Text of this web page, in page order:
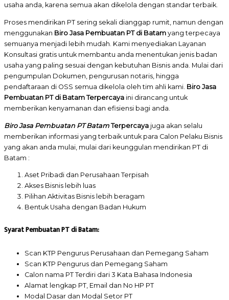
usaha anda, karena semua akan dikelola dengan standar terbaik.
Proses mendirikan PT sering sekali dianggap rumit, namun dengan
menggunakan Biro Jasa Pembuatan PT di Batam yang terpecaya
semuanya menjadi lebih mudah. Kami menyediakan Layanan
Konsultasi gratis untuk membantu anda menentukan jenis badan
usaha yang paling sesuai dengan kebutuhan Bisnis anda. Mulai dari
pengumpulan Dokumen, pengurusan notaris, hingga
pendaftaraan di OSS semua dikelola oleh tim ahli kami. Biro Jasa
Pembuatan PT di Batam Terpercaya ini dirancang untuk
memberikan kenyamanan dan efisiensi bagi anda.
Biro Jasa Pembuatan PT Batam Terpercaya juga akan selalu
memberikan informasi yang terbaik untuk para Calon Pelaku Bisnis
yang akan anda mulai, mulai dari keunggulan mendirikan PT di
Batam :
Aset Pribadi dan Perusahaan Terpisah
Akses Bisnis lebih luas
Pilihan Aktivitas Bisnis lebih beragam
Bentuk Usaha dengan Badan Hukum
Syarat Pembuatan PT di Batam:
Scan KTP Pengurus Perusahaan dan Pemegang Saham
Scan KTP Pengurus dan Pemegang Saham
Calon nama PT Terdiri dari 3 Kata Bahasa Indonesia
Alamat lengkap PT, Email dan No HP PT
Modal Dasar dan Modal Setor PT